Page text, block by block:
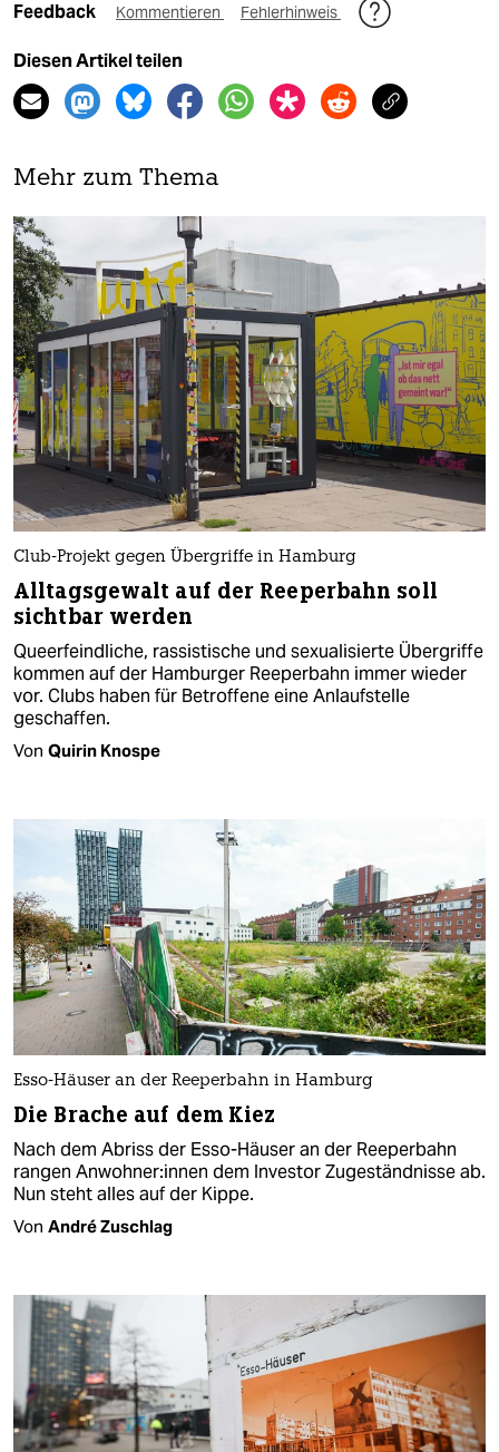
Feedback Kommentieren Fehlerhinweis
Diesen Artikel teilen
Mehr zum Thema
Club-Projekt gegen Übergriffe in Hamburg
Alltagsgewalt auf der Reeperbahn soll
sichtbar werden
Queerfeindliche, rassistische und sexualisierte Übergriffe
kommen auf der Hamburger Reeperbahn immer wieder
vor. Clubs haben für Betroffene eine Anlaufstelle
geschaffen.
Von Quirin Knospe
Esso-Häuser an der Reeperbahn in Hamburg
Die Brache auf dem Kiez
Nach dem Abriss der Esso-Häuser an der Reeperbahn
rangen An­woh­ne­r:in­nen dem Investor Zugeständnisse ab.
Nun steht alles auf der Kippe.
Von André Zuschlag